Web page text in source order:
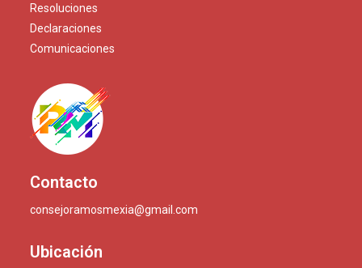
Resoluciones
Declaraciones
Comunicaciones
Contacto
consejoramosmexia@gmail.com
Ubicación